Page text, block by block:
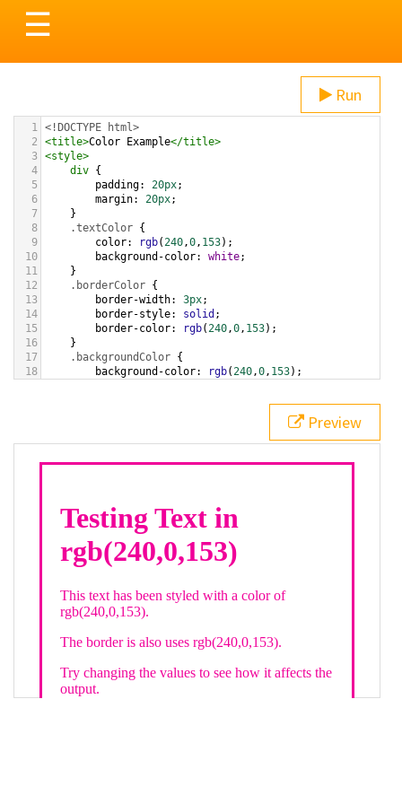
Toggle
navigation
☰
Run
1 <!DOCTYPE html>
2
<title>Color Example</title>
3 <style>
4
div {
5
padding: 20px;
6
margin: 20px;
7
}
8
.textColor {
9
color: rgb(240,0, 153);
10
background-color: white;
11
}
12
.borderColor {
13
border-width: 3px;
14
border-style: solid ;
15
border-color: rgb(240,0, 153);
16
}
17
.backgroundColor {
18
background-color: rgb(240,0, 153);
bottom ,
white, rgb(240,0,153));
div class="textColor borderColor"
< h1>Testing Text in rgb(240,0,153)
Preview